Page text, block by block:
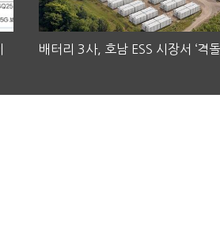
배터리 3사, 호남 ESS 시장서 ‘격돌